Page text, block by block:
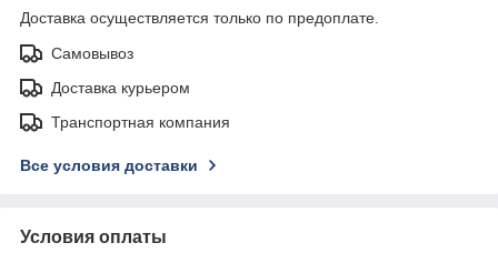
Доставка осуществляется только по предоплате.
Самовывоз
Доставка курьером
Транспортная компания
Все условия доставки
Условия оплаты